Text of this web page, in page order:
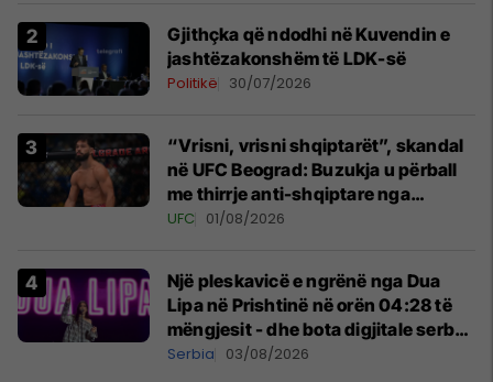
Gjithçka që ndodhi në Kuvendin e
jashtëzakonshëm të LDK-së
Politikë 30/07/2026
“Vrisni, vrisni shqiptarët”, skandal
në UFC Beograd: Buzukja u përball
me thirrje anti-shqiptare nga
tribunat
UFC 01/08/2026
Një pleskavicë e ngrënë nga Dua
Lipa në Prishtinë në orën 04:28 të
mëngjesit - dhe bota digjitale serbe
shpall gjendjen e luftës
Serbia 03/08/2026